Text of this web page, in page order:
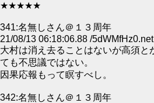
★★★★★
341:名無しさん＠１３周年
21/08/13 06:18:06.88 /5dWMfHz0.net
大村は消え去ることはないが高須と
ても不思議ではない。
因果応報もって瞑すべし。
342:名無しさん＠１３周年